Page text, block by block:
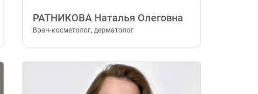
РАТНИКОВА Наталья Олеговна
Врач-косметолог, дерматолог